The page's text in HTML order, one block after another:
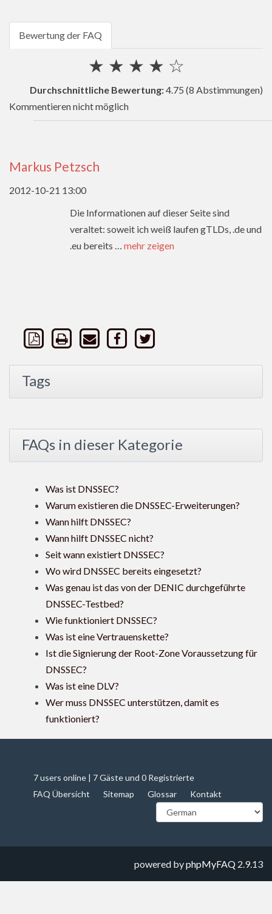
Bewertung der FAQ
☆
★
★
★
★
Durchschnittliche Bewertung:4.75 (8 Abstimmungen)
Kommentieren nicht möglich
Markus Petzsch
2012-10-21 13:00
Die Informationen auf dieser Seite sind
veraltet: soweit ich weiß laufen gTLDs, .de und
.eu bereits … mehr zeigen
Tags
FAQs in dieser Kategorie
Was ist DNSSEC?
Warum existieren die DNSSEC-Erweiterungen?
Wann hilft DNSSEC?
Wann hilft DNSSEC nicht?
Seit wann existiert DNSSEC?
Wo wird DNSSEC bereits eingesetzt?
Was genau ist das von der DENIC durchgeführte
DNSSEC-Testbed?
Wie funktioniert DNSSEC?
Was ist eine Vertrauenskette?
Ist die Signierung der Root-Zone Voraussetzung für
DNSSEC?
Was ist eine DLV?
Wer muss DNSSEC unterstützen, damit es
funktioniert?
7 users online | 7 Gäste und 0 Registrierte
FAQ Übersicht
Sitemap Glossar Kontakt
powered byphpMyFAQ 2.9.13